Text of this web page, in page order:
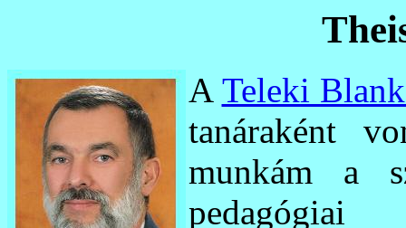
A Teleki
tanáraként
munkám a
pedagógiai